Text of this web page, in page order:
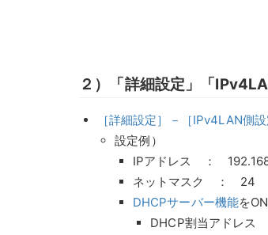
２）「詳細設定」「
［詳細設定］－［IPv4LAN側設
設定例）
IPアドレス ：
ネットマスク ： 24
DHCPサーバー機能を
DHCP割当アドレ